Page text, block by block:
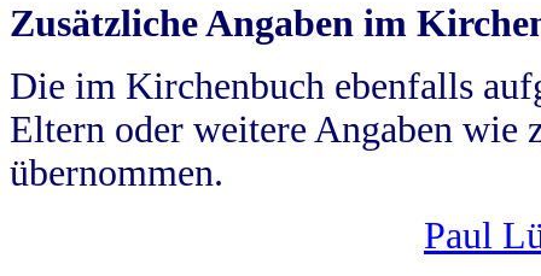
Zusätzliche Angaben im
Die im Kirchenbuch ebenfalls
Eltern oder weitere Angaben wie
übernommen.
Paul